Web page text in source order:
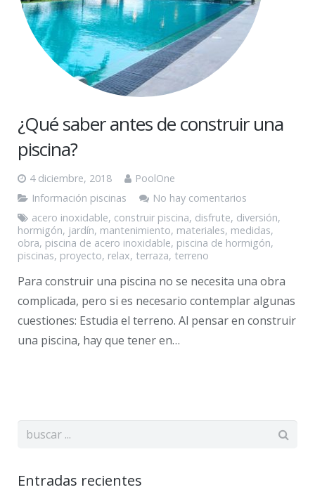
¿Qué saber antes de construir una
piscina?
4 diciembre, 2018
PoolOne
Información piscinas
No hay comentarios
acero inoxidable, construir piscina, disfrute, diversión,
hormigón, jardín, mantenimiento, materiales, medidas,
obra, piscina de acero inoxidable, piscina de hormigón,
piscinas, proyecto, relax, terraza, terreno
Para construir una piscina no se necesita una obra
complicada, pero si es necesario contemplar algunas
cuestiones: Estudia el terreno. Al pensar en construir
una piscina, hay que tener en…
Entradas recientes